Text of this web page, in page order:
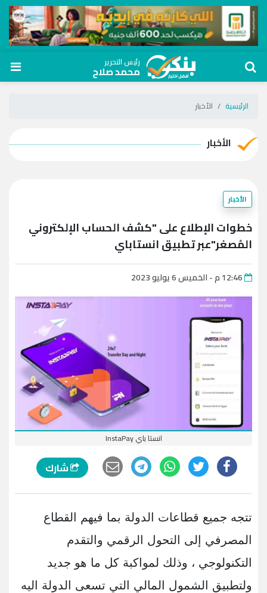
رئيس التحرير
محمد صلاح
الرئيسية الأخبار
الأخبار
الأخبار
خطوات الإطلاع على "كشف الحساب الإلكتروني
المُصغر"عبر تطبيق انستاباي
انستا باي InstaPay
شارك
تتجه جميع قطاعات الدولة بما فيهم القطاع
المصرفي إلى التحول الرقمي والتقدم
التكنولوجي ، وذلك لمواكبة كل ما هو جديد
ولتطبيق الشمول المالي التي تسعى الدولة اليه